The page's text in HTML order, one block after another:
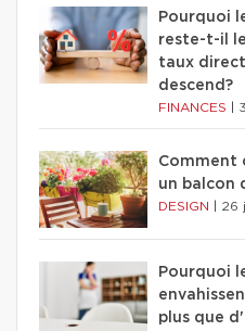
Pourquoi
reste-t-il
taux
descend?
FINANCES
Comment
un balcon
DESIGN 26
Pourquoi
plus que